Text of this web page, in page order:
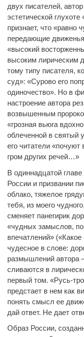
двух писателей,
эстетической
признает, что
передающие
«высокий
высоким лирическим
тому типу писателя,
суд»: «Сурово его
одиночество». Но в
настроение автора
возвышенным
«грозная вьюга
облеченной в святый
его читатели
гром других речей…»
В одиннадцатой
России и призвании
облако, тяжелое
тебя, из моего
сменяет панегирик
«чудных замыслов,
впечатлений»
чудесное в слове:
размышлений автора
сливаются в
первый том. «Русь-
предстает в нем как
понять смысл ее
дай ответ. Не дает
Образ России,